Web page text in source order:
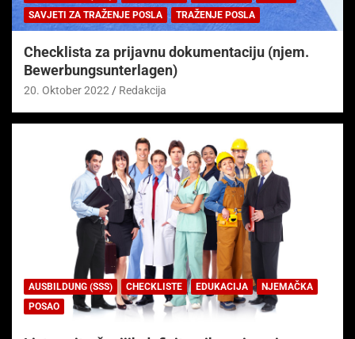
SAVJETI ZA TRAŽENJE POSLA
TRAŽENJE POSLA
Checklista za prijavnu dokumentaciju (njem.
Bewerbungsunterlagen)
20. Oktober 2022 Redakcija
AUSBILDUNG (SSS) CHECKLISTE EDUKACIJA
NJEMAČKA
POSAO